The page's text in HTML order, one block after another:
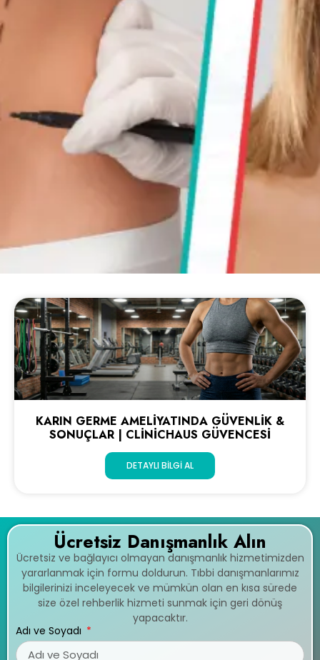
KARIN GERME AMELIYATINDA GÜVENLIK &
SONUÇLAR | CLINICHAUS GÜVENCESI
DETAYLI BILGI AL
Ücretsiz Danışmanlık Alın
Ücretsiz ve bağlayıcı olmayan danışmanlık hizmetimizden
yararlanmak için formu doldurun. Tıbbi danışmanlarımız
bilgilerinizi inceleyecek ve mümkün olan en kısa sürede
size özel rehberlik hizmeti sunmak için geri dönüş
yapacaktır.
Adı ve Soyadı